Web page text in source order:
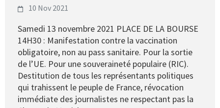
10 Nov 2021
Samedi 13 novembre 2021 PLACE DE LA BOURSE
14H30 : Manifestation contre la vaccination
obligatoire, non au pass sanitaire. Pour la sortie
de l’UE. Pour une souveraineté populaire (RIC).
Destitution de tous les représentants politiques
qui trahissent le peuple de France, révocation
immédiate des journalistes ne respectant pas la